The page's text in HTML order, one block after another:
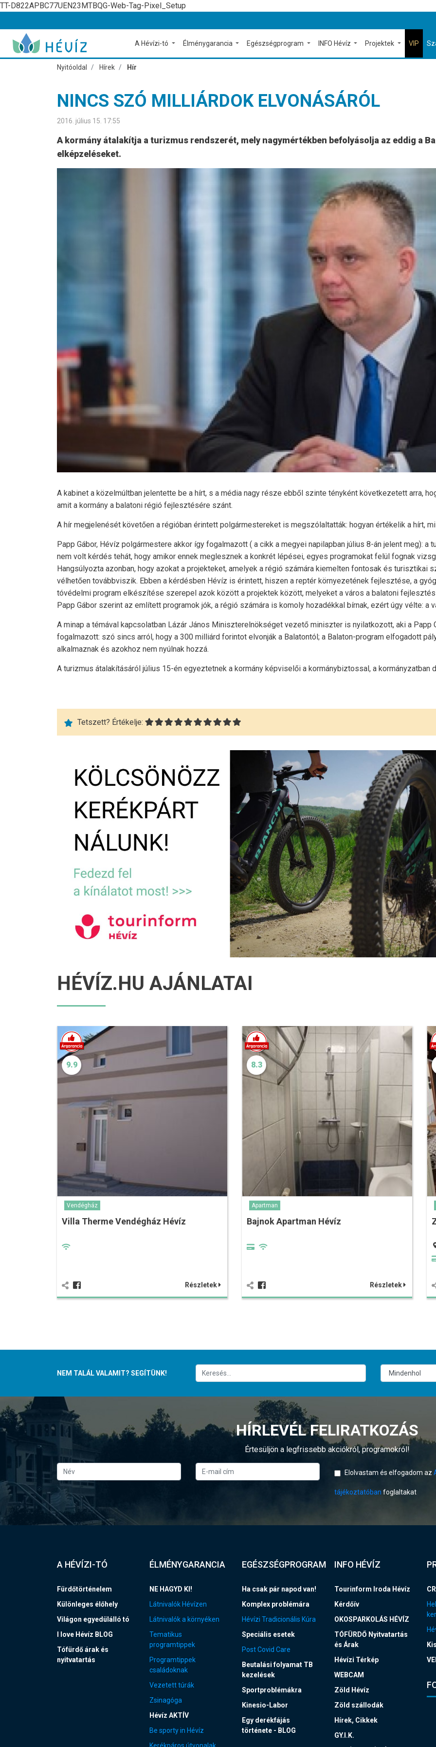
TT-D822APBC77UEN23MTBQG-Web-Tag-Pixel_Setup
A Hévízi-tó Élménygarancia Egészségprogram INFO Hévíz Projektek VIP
Nyitóoldal Hírek Hír
NINCS SZÓ MILLIÁRDOK ELVONÁSÁRÓL
2016. július 15. 17:55
A kormány átalakítja a turizmus rendszerét, mely nagymértékben befolyásolja az eddig a
elképzeléseket.
A kabinet a közelmúltban jelentette be a hírt, s a média nagy része ebből szinte tényként következetett arra,
amit a kormány a balatoni régió fejlesztésére szánt.
A hír megjelenését követően a régióban érintett polgármestereket is megszólaltatták: hogyan értékelik a hírt,
Papp Gábor, Hévíz polgármestere akkor így fogalmazott ( a cikk a megyei napilapban július 8-án jelent meg): a
nem volt kérdés tehát, hogy amikor ennek meglesznek a konkrét lépései, egyes programokat felül fognak
Hangsúlyozta azonban, hogy azokat a projekteket, amelyek a régió számára kiemelten fontosak és turisztikai
vélhetően továbbviszik. Ebben a kérdésben Hévíz is érintett, hiszen a reptér környezetének fejlesztése, a
tóvédelmi program elkészítése szerepel azok között a projektek között, melyeket a város a balatoni
Papp Gábor szerint az említett programok jók, a régió számára is komoly hozadékkal bírnak, ezért úgy vélte: a
A minap a témával kapcsolatban Lázár János Miniszterelnökséget vezető miniszter is nyilatkozott, aki a Papp
fogalmazott: szó sincs arról, hogy a 300 milliárd forintot elvonják a Balatontól; a Balaton-program elfogadott
alkalmaznak és azokhoz nem nyúlnak hozzá.
A turizmus átalakításáról július 15-én egyeztetnek a kormány képviselői a kormánybiztossal, a
Tetszett? Értékelje:
HÉVÍZ.HU AJÁNLATAI
9.9
Vendégház
Villa Therme Vendégház Hévíz
Részletek
8.3
Apartman
Bajnok Apartman Hévíz
Részletek
NEM TALÁL VALAMIT? SEGÍTÜNK!
HÍRLEVÉL FELIRATKOZÁS
Értesüljön a legfrissebb akciókról, programokról!
Elolvastam és elfogadom az
tájékoztatóban foglaltakat
A HÉVÍZI-TÓ
Fürdőtörténelem
Különleges élőhely
Világon egyedülálló tó
I love Hévíz BLOG
Tófürdő árak és
nyitvatartás
ÉLMÉNYGARANCIA
NE HAGYD KI!
Látnivalók Hévízen
Látnivalók a környéken
Tematikus
programtippek
Programtippek
családoknak
Vezetett túrák
Zsinagóga
Hévíz AKTÍV
Be sporty in Hévíz
Kerékpáros útvonalak
EGÉSZSÉGPROGRAM
Ha csak pár napod van!
Komplex problémára
Hévízi Tradicionális Kúra
Speciális esetek
Post Covid Care
Beutalási folyamat TB
kezelések
Sportproblémákra
Kinesio-Labor
Egy derékfájás
története - BLOG
INFO HÉVÍZ
Tourinform Iroda Hévíz
Kérdőív
OKOSPARKOLÁS HÉVÍZ
TÓFÜRDŐ Nyitvatartás
és Árak
Hévízi Térkép
WEBCAM
Zöld Hévíz
Zöld szállodák
Hírek, Cikkek
GY.I.K.